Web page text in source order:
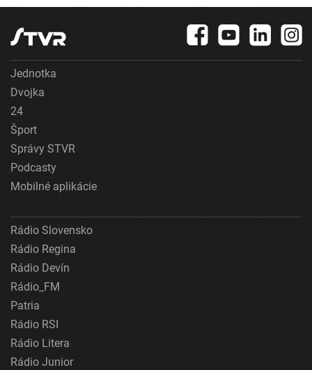
Jednotka
Dvojka
24
Šport
Správy STVR
Podcasty
Mobilné aplikácie
Rádio Slovensko
Rádio Regina
Rádio Devín
Rádio_FM
Patria
Rádio RSI
Rádio Litera
Rádio Junior